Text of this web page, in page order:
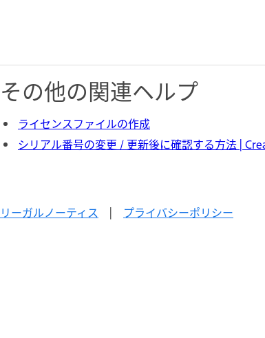
その他の関連ヘルプ
ライセンスファイルの作成
シリアル番号の変更 / 更新後に確認する方法 |
リーガルノーティス | プライバシーポリシー